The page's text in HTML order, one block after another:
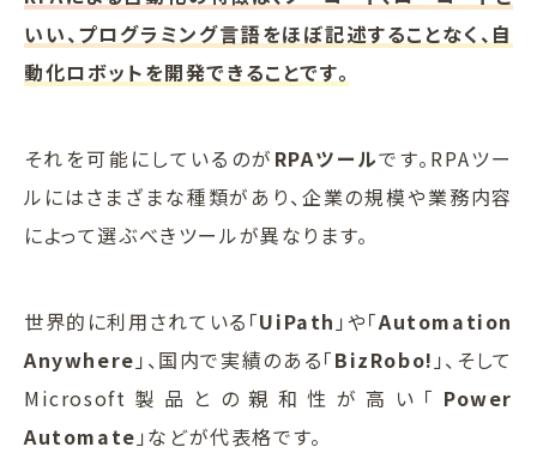
いい、プログラミング言語をほぼ記述することなく、自
動化ロボットを開発できることです。
それを可能にしているのが RPAツールです。RPAツー
ルにはさまざまな種類があり、企業の規模や業務内容
によって選ぶべきツールが異なります。
世界的に利用されている「UiPath 」や「Automation
Anywhere 」、国内で実績のある「BizRobo! 」、そして
Microsoft製品との親和性が高い「 Power
Automate 」などが代表格です。